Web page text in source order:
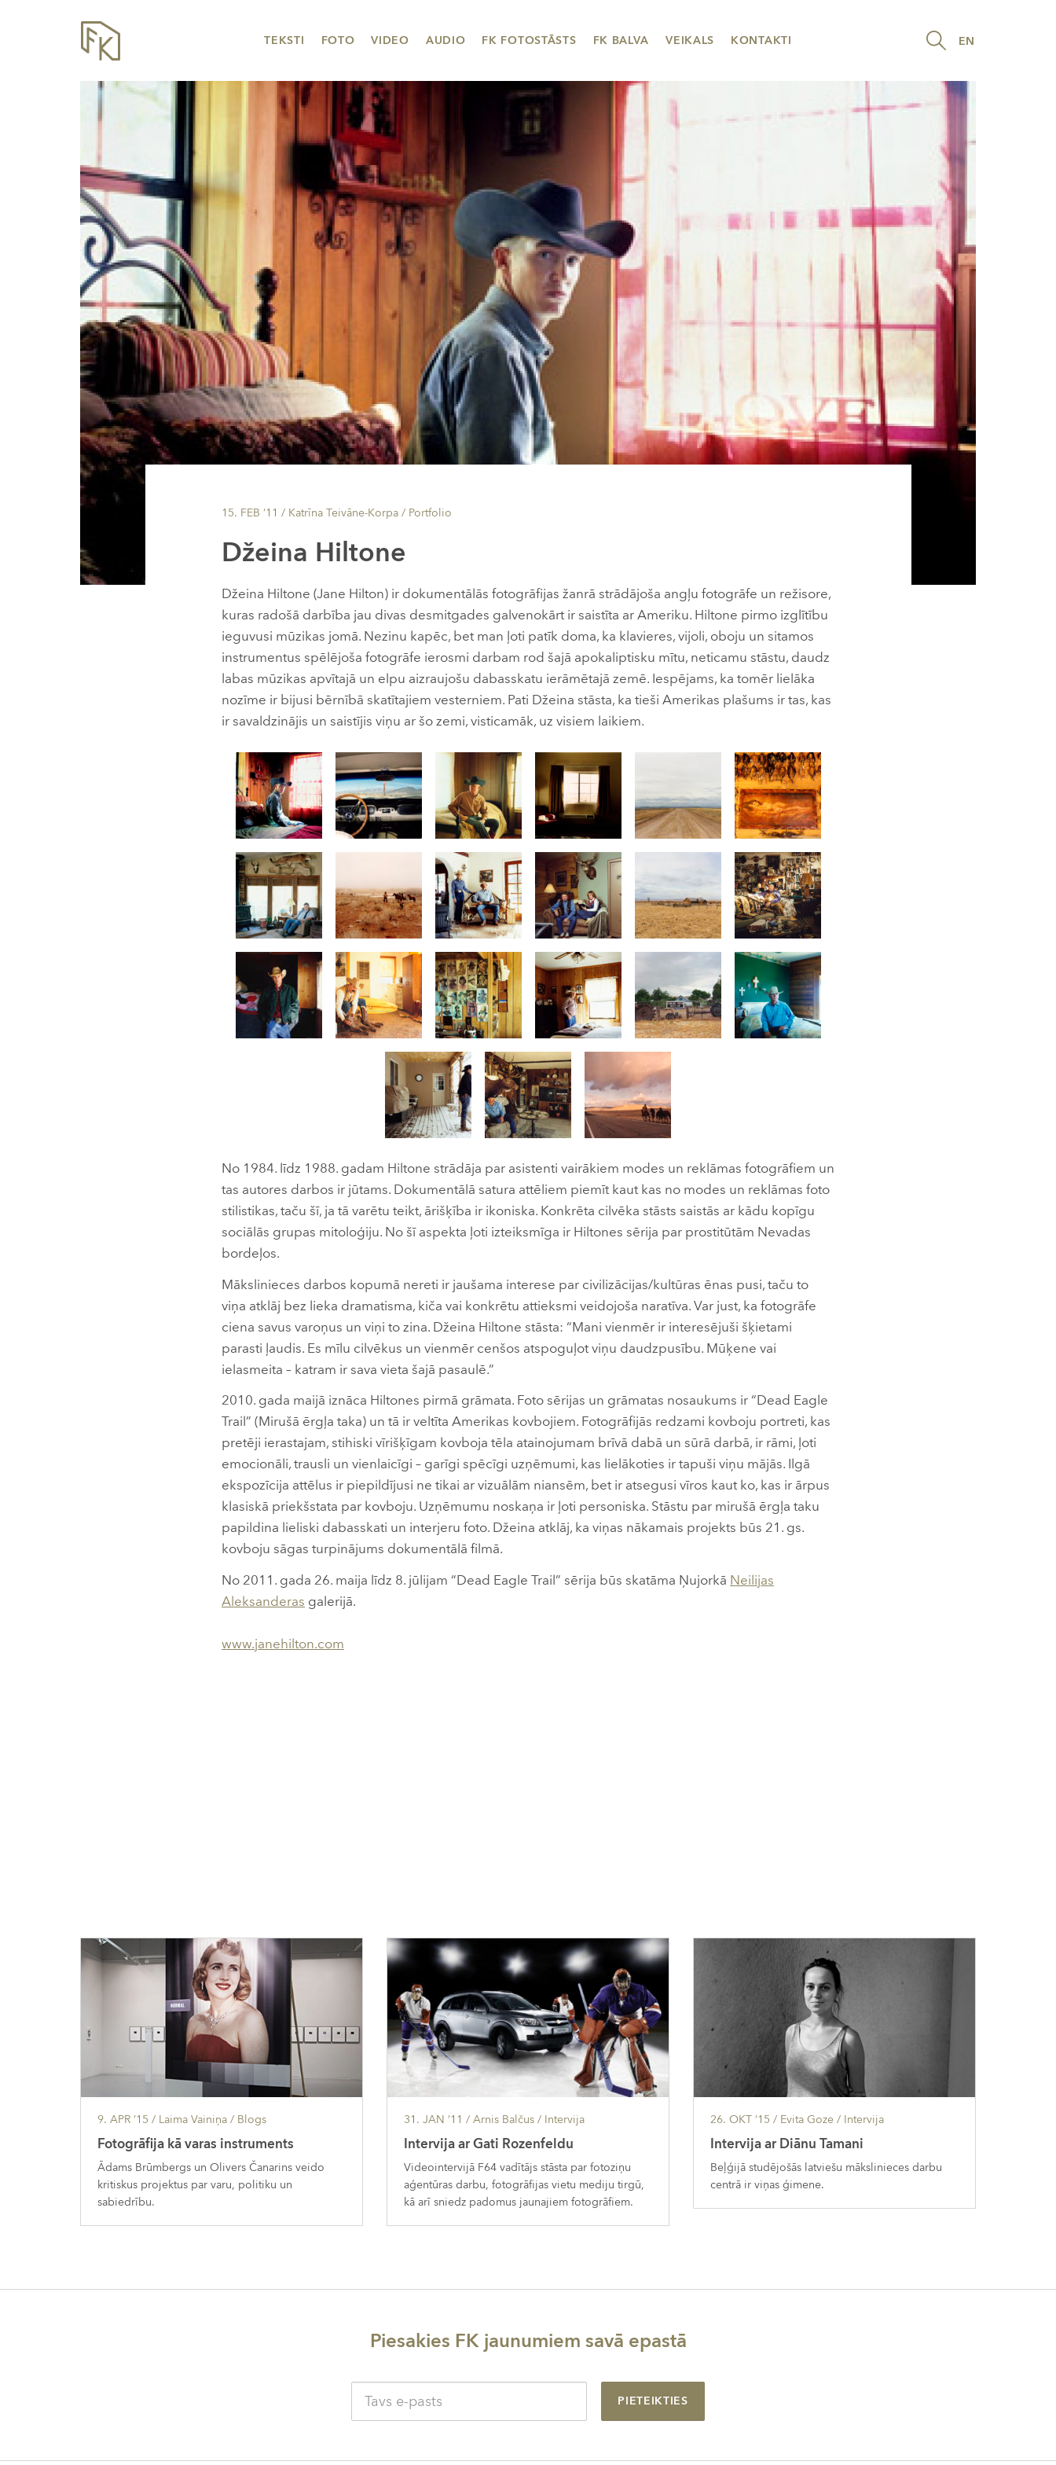
EN
TEKSTI FOTO VIDEO AUDIO FK FOTOSTĀSTS FK BALVA VEIKALS KONTAKTI
15. FEB ’11 / Katrīna Teivāne-Korpa / Portfolio
Džeina Hiltone
Džeina Hiltone (Jane Hilton) ir dokumentālās fotogrāfijas žanrā strādājoša angļu fotogrāfe un režisore,
kuras radošā darbība jau divas desmitgades galvenokārt ir saistīta ar Ameriku. Hiltone pirmo izglītību
ieguvusi mūzikas jomā. Nezinu kapēc, bet man ļoti patīk doma, ka klavieres, vijoli, oboju un sitamos
instrumentus spēlējoša fotogrāfe ierosmi darbam rod šajā apokaliptisku mītu, neticamu stāstu, daudz
labas mūzikas apvītajā un elpu aizraujošu dabasskatu ierāmētajā zemē. Iespējams, ka tomēr lielāka
nozīme ir bijusi bērnībā skatītajiem vesterniem. Pati Džeina stāsta, ka tieši Amerikas plašums ir tas, kas
ir savaldzinājis un saistījis viņu ar šo zemi, visticamāk, uz visiem laikiem.
No 1984. līdz 1988. gadam Hiltone strādāja par asistenti vairākiem modes un reklāmas fotogrāfiem un
tas autores darbos ir jūtams. Dokumentālā satura attēliem piemīt kaut kas no modes un reklāmas foto
stilistikas, taču šī, ja tā varētu teikt, ārišķība ir ikoniska. Konkrēta cilvēka stāsts saistās ar kādu kopīgu
sociālās grupas mitoloģiju. No šī aspekta ļoti izteiksmīga ir Hiltones sērija par prostitūtām Nevadas
bordeļos.
Mākslinieces darbos kopumā nereti ir jaušama interese par civilizācijas/kultūras ēnas pusi, taču to
viņa atklāj bez lieka dramatisma, kiča vai konkrētu attieksmi veidojoša naratīva. Var just, ka fotogrāfe
ciena savus varoņus un viņi to zina. Džeina Hiltone stāsta: “Mani vienmēr ir interesējuši šķietami
parasti ļaudis. Es mīlu cilvēkus un vienmēr cenšos atspoguļot viņu daudzpusību. Mūķene vai
ielasmeita – katram ir sava vieta šajā pasaulē.”
2010. gada maijā iznāca Hiltones pirmā grāmata. Foto sērijas un grāmatas nosaukums ir “Dead Eagle
Trail” (Mirušā ērgļa taka) un tā ir veltīta Amerikas kovbojiem. Fotogrāfijās redzami kovboju portreti, kas
pretēji ierastajam, stihiski vīrišķīgam kovboja tēla atainojumam brīvā dabā un sūrā darbā, ir rāmi, ļoti
emocionāli, trausli un vienlaicīgi – garīgi spēcīgi uzņēmumi, kas lielākoties ir tapuši viņu mājās. Ilgā
ekspozīcija attēlus ir piepildījusi ne tikai ar vizuālām niansēm, bet ir atsegusi vīros kaut ko, kas ir ārpus
klasiskā priekšstata par kovboju. Uzņēmumu noskaņa ir ļoti personiska. Stāstu par mirušā ērgļa taku
papildina lieliski dabasskati un interjeru foto. Džeina atklāj, ka viņas nākamais projekts būs 21. gs.
kovboju sāgas turpinājums dokumentālā filmā.
No 2011. gada 26. maija līdz 8. jūlijam “Dead Eagle Trail” sērija būs skatāma Ņujorkā Neilijas
Aleksanderas galerijā.
www.janehilton.com
9. APR ’15 / Laima Vainiņa / Blogs
Fotogrāfija kā varas instruments
Ādams Brūmbergs un Olivers Čanarins veido
kritiskus projektus par varu, politiku un
sabiedrību.
31. JAN ’11 / Arnis Balčus / Intervija
Intervija ar Gati Rozenfeldu
Videointervijā F64 vadītājs stāsta par fotoziņu
aģentūras darbu, fotogrāfijas vietu mediju tirgū,
kā arī sniedz padomus jaunajiem fotogrāfiem.
26. OKT ’15 / Evita Goze / Intervija
Intervija ar Diānu Tamani
Beļģijā studējošās latviešu mākslinieces darbu
centrā ir viņas ģimene.
Piesakies FK jaunumiem savā epastā
PIETEIKTIES